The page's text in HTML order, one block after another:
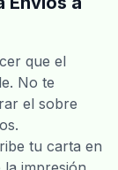
que el
No te
el sobre
tu carta en